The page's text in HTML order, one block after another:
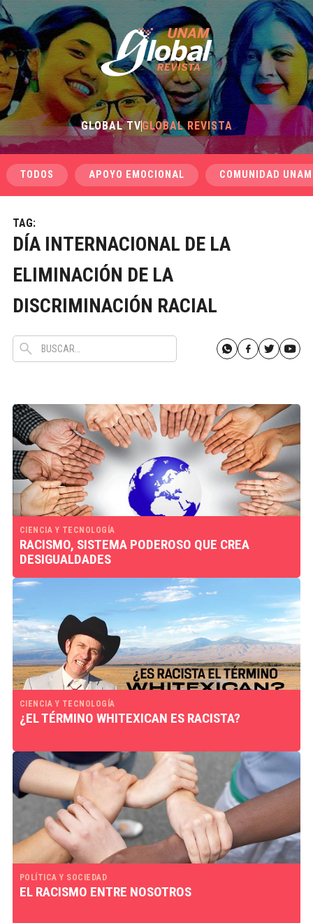
GLOBAL TVGLOBAL REVISTA
TODOS APOYO EMOCIONAL COMUNIDAD UNAM
TAG:
DÍA INTERNACIONAL DE LA
ELIMINACIÓN DE LA
DISCRIMINACIÓN RACIAL
CIENCIA Y TECNOLOGÍA
RACISMO, SISTEMA PODEROSO QUE CREA
DESIGUALDADES
CIENCIA Y TECNOLOGÍA
¿EL TÉRMINO WHITEXICAN ES RACISTA?
POLÍTICA Y SOCIEDAD
EL RACISMO ENTRE NOSOTROS